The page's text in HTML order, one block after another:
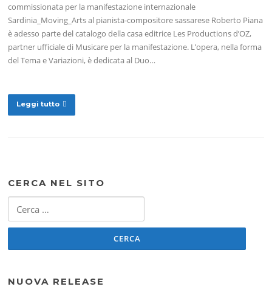
commissionata per la manifestazione internazionale
Sardinia_Moving_Arts al pianista-compositore sassarese Roberto Piana
è adesso parte del catalogo della casa editrice Les Productions d’OZ,
partner ufficiale di Musicare per la manifestazione. L’opera, nella forma
del Tema e Variazioni, è dedicata al Duo…
Leggi tutto
CERCA NEL SITO
per:
NUOVA RELEASE